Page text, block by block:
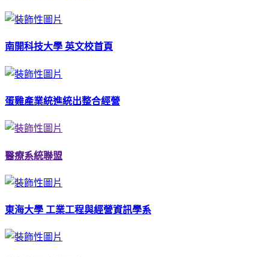
南開科技大學 英文校首頁
蛋雞產業統進統出整合經營
醫療系統聯盟
東海大學 工業工程與經營資訊學系